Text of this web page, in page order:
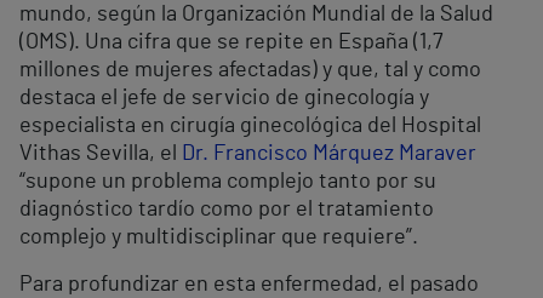
mundo, según la Organización Mundial de la Salud
(OMS). Una cifra que se repite en España (1,7
millones de mujeres afectadas) y que, tal y como
destaca el jefe de servicio de ginecología y
especialista en cirugía ginecológica del Hospital
Vithas Sevilla, el
Dr. Francisco Márquez Maraver
“supone un problema complejo tanto por su
diagnóstico tardío como por el tratamiento
complejo y multidisciplinar que requiere”.
Para profundizar en esta enfermedad, el pasado